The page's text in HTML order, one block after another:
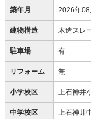
築年月 2026年08
建物構造 木造スレ
駐車場 有
リフォーム 無
小学校区 上石神井
中学校区 上石神井